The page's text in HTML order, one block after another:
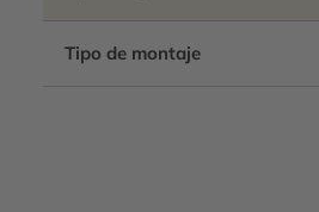
Tipo de montaje